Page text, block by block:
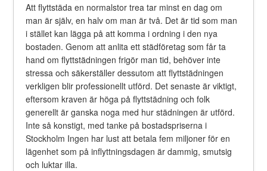
Att flyttstäda en normalstor trea tar minst en dag om
man är själv, en halv om man är två. Det är tid som man
i stället kan lägga på att komma i ordning i den nya
bostaden. Genom att anlita ett städföretag som får ta
hand om flyttstädningen frigör man tid, behöver inte
stressa och säkerställer dessutom att flyttstädningen
verkligen blir professionellt utförd. Det senaste är viktigt,
eftersom kraven är höga på flyttstädning och folk
generellt är ganska noga med hur städningen är utförd.
Inte så konstigt, med tanke på bostadspriserna i
Stockholm Ingen har lust att betala fem miljoner för en
lägenhet som på inflyttningsdagen är dammig, smutsig
och luktar illa.